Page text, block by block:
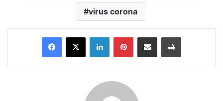
virus corona
Facebook
X LinkedInPinterestShare via Email Print